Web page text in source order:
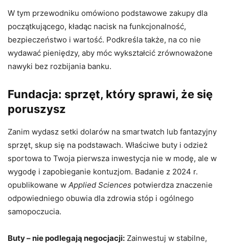
W tym przewodniku omówiono podstawowe zakupy dla
początkującego, kładąc nacisk na funkcjonalność,
bezpieczeństwo i wartość. Podkreśla także, na co nie
wydawać pieniędzy, aby móc wykształcić zrównoważone
nawyki bez rozbijania banku.
Fundacja: sprzęt, który sprawi, że się
poruszysz
Zanim wydasz setki dolarów na smartwatch lub fantazyjny
sprzęt, skup się na podstawach. Właściwe buty i odzież
sportowa to Twoja pierwsza inwestycja nie w modę, ale w
wygodę i zapobieganie kontuzjom. Badanie z 2024 r.
opublikowane w Applied Sciences potwierdza znaczenie
odpowiedniego obuwia dla zdrowia stóp i ogólnego
samopoczucia.
Buty – nie podlegają negocjacji: Zainwestuj w stabilne,